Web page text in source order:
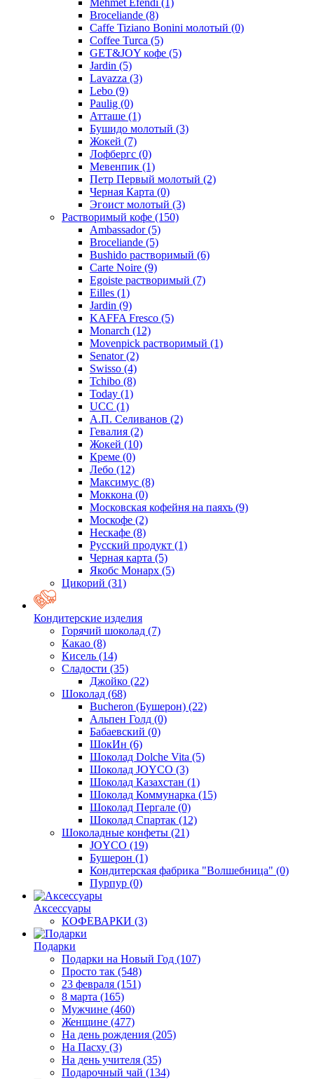
Broceliande (8)
Caffe Tiziano Bonini молотый (0)
Coffee Turca (5)
GET&JOY кофе (5)
Jardin (5)
Lavazza (3)
Lebo (9)
Paulig (0)
Атташе (1)
Бушидо молотый (3)
Жокей (7)
Лофбергс (0)
Мевенпик (1)
Петр Первый молотый (2)
Черная Карта (0)
Эгоист молотый (3)
Растворимый кофе (150)
Ambassador(5)
Broceliande (5)
Bushido растворимый (6)
Carte Noire (9)
Egoiste растворимый (7)
Eilles (1)
Jardin (9)
KAFFA Fresco (5)
Monarch (12)
Movenpick растворимый (1)
Senator(2)
Swisso (4)
Tchibo (8)
Today (1)
UCC (1)
А.П. Селиванов (2)
Гевалия (2)
Жокей (10)
Креме (0)
Лебо (12)
Максимус (8)
Моккона (0)
Московская кофейня на паяхъ (9)
Москофе (2)
Нескафе (8)
Русский продукт (1)
Черная карта (5)
Якобс Монарх (5)
Цикорий (31)
Кондитерские изделия
Горячий шоколад (7)
Какао (8)
Кисель (14)
Сладости (35)
Джойко (22)
Шоколад (68)
Bucheron (Бушерон) (22)
Альпен Голд (0)
Бабаевский (0)
ШокИн (6)
Шоколад Dolche Vita (5)
Шоколад JOYCO (3)
Шоколад Казахстан (1)
Шоколад Коммунарка (15)
Шоколад Пергале (0)
Шоколад Спартак (12)
Шоколадные конфеты (21)
JOYCO (19)
Бушерон (1)
Кондитерская фабрика "Волшебница" (0)
Пурпур (0)
Аксессуары
КОФЕВАРКИ (3)
Подарки
Подарки на Новый Год (107)
Просто так (548)
23 февраля (151)
8 марта (165)
Мужчине (460)
Женщине (477)
На день рождения (205)
На Пасху (3)
На день учителя (35)
Подарочный чай (134)